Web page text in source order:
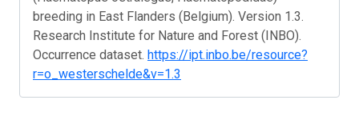
breeding in East Flanders (Belgium). Version 1.3.
Research Institute for Nature and Forest (INBO).
Occurrence dataset. https://ipt.inbo.be/resource?
r=o_westerschelde&v=1.3